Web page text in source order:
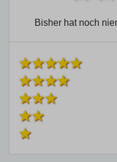
Bisher hat noch